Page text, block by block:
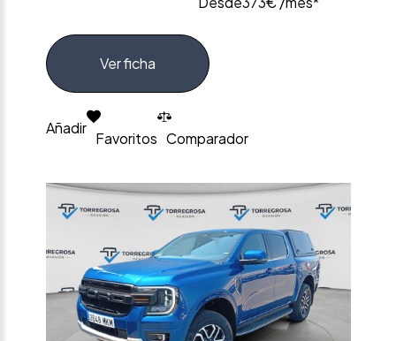
Ver ficha
Añadir
Favoritos Comparador